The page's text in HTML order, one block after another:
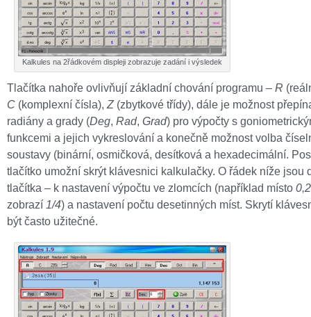
Kalkules na 2řádkovém displeji zobrazuje zadání i výsledek
Tlačítka nahoře ovlivňují základní chování programu – R
C (komplexní čísla), Z (zbytkové třídy), dále je možnost
radiány a grady (Deg, Rad, Grad) pro výpočty s
funkcemi a jejich vykreslování a konečně možnost volba
soustavy (binární, osmičková, desítková a hexadecimální.
tlačítko umožní skrýt klávesnici kalkulačky. O řádek níže jsou
tlačítka – k nastavení výpočtu ve zlomcích (například místo
zobrazí 1/4) a nastavení počtu desetinných míst. Skrytí
být často užitečné.